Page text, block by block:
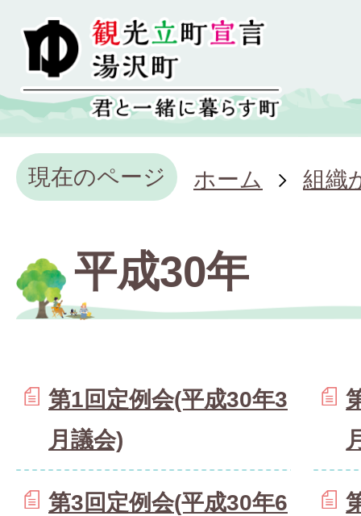
現在のページ ホーム 組織
平成30年
第1回定例会(平成30年3
月議会)
第3回定例会(平成30年6